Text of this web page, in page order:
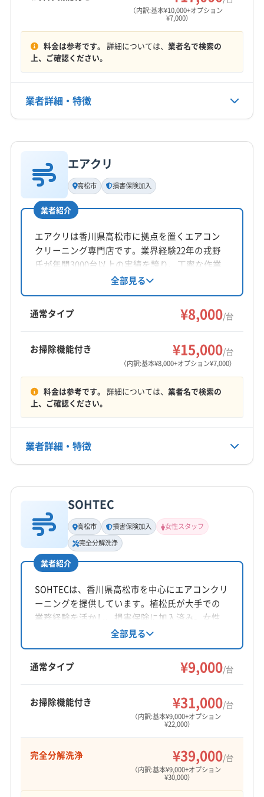
(香川県) 善通寺市
(香川県) 仲多度郡琴平町
(香川県) 仲多度郡多度津町
(香川県) 木田郡三木町
定休日
年中無休
非公開
公式サイトなし
（内訳:基本¥10,000+オプション
¥7,000）
料金は参考です。 詳細については、 業者名で検索の
上、ご確認ください。
業者詳細・特徴
基本情報
代表者名
川西広大
所在地
香川県高松市
対応地域
吉野川市 三好市
美馬市
鳴門市 板野郡松茂町
板野郡上板町
板野郡板野町
板野郡藍住町
(香川県) 綾歌郡宇多津町
(香川県) 観音寺市
(香川県) 高松市
(香川県) 坂出市
(香川県) 三豊市
(香川県) 善通寺市
(香川県) 仲多度郡まんのう町
(香川県) 仲多度郡琴平町
(香川県) 仲多度郡多度津町
9:00〜19:00
定休日
電話番号
公式HP
公式サイトなし
エアクリ
高松市 損害保険加入
業者紹介
エアクリは香川県高松市に拠点を置くエアコン
クリーニング専門店です。業界経験22年の戎野
氏が年間3000台以上の実績を誇り、丁寧な作業
と仕上がりの良さで評判です。大手での経験も
活かし、損害保険に加入済み。防カビ抗菌コー
トなどオプションも充実しています。年中無休
で幅広いエリアに対応しています。
全部見る
通常タイプ ¥8,000/台
お掃除機能付き ¥15,000/台
（内訳:基本¥8,000+オプション¥7,000）
料金は参考です。 詳細については、 業者名で検索の
上、ご確認ください。
業者詳細・特徴
基本情報
代表者名
戎野巧治
所在地
対応地域
板野郡松茂町
美馬郡つるぎ町
名西郡石井町
(岡山県) 岡山市東区
(岡山県) 玉野市
(岡山県) 倉敷市
(香川県) 綾歌郡綾川町
(香川県) 綾歌郡宇多津町
(香川県) 丸亀市
(香川県) 香川郡直島町
営業時間
なし
電話番号
SOHTEC
高松市 損害保険加入
女性スタッフ
完全分解洗浄
業者紹介
SOHTECは、香川県高松市を中心にエアコンクリ
ーニングを提供しています。植松氏が大手での
業務経験を活かし、損害保険に加入済み。女性
スタッフ同行可能で、営業時間外も相談可。基
本料金9000円/台からで、完全分解洗浄や防カビ
抗菌コートなどオプションも充実しています。
阿波市、高松市など幅広いエリアに対応してい
全部見る
通常タイプ ¥9,000/台
お掃除機能付き ¥31,000/台
（内訳:基本¥9,000+オプション
¥22,000）
完全分解洗浄 ¥39,000/台
（内訳:基本¥9,000+オプション
¥30,000）